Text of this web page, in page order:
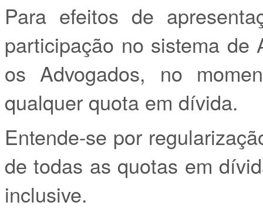
Para efeitos de
participação no sistema de
os Advogados, no
qualquer quota em dívida.
Entende-se por
de todas as quotas em
inclusive.